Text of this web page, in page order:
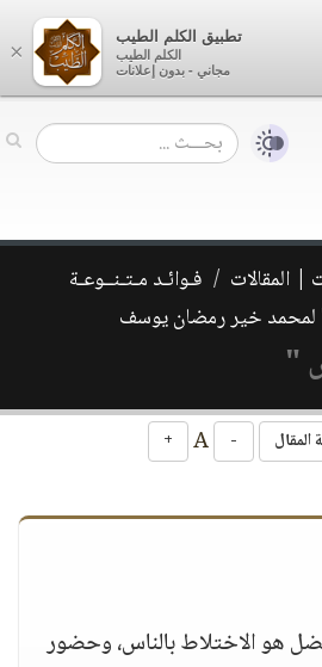
| المقالات
فـوائـد مـتـنــوعـة
لمحمد خير رمضان يوسف
"
المقال -
+
هو الاختلاط بالناس، وحضور
×
تطبيق الكلم الطيب
الكلم الطيب
مجاني - بدون إعلانات